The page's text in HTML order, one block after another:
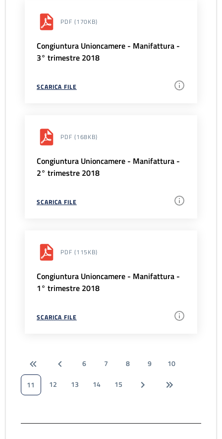
PDF (170KB)
Congiuntura Unioncamere - Manifattura -
3° trimestre 2018
SCARICA FILE
PDF (168KB)
Congiuntura Unioncamere - Manifattura -
2° trimestre 2018
SCARICA FILE
PDF (115KB)
Congiuntura Unioncamere - Manifattura -
1° trimestre 2018
SCARICA FILE
6 7 8 9
10
11
12 13 14 15